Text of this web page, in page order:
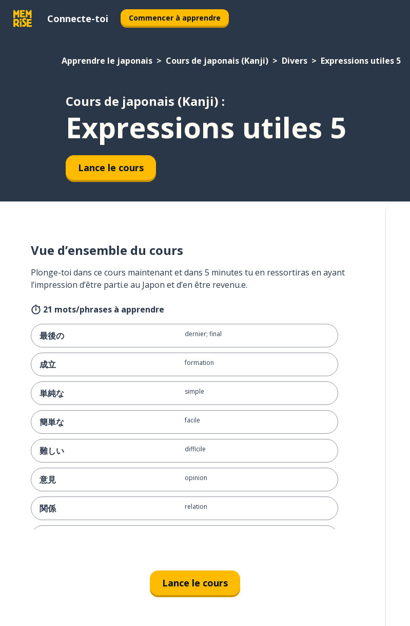
Connecte-toi Commencer à apprendre
Apprendre le japonais Cours de japonais (Kanji) Divers Expressions utiles 5
Cours de japonais (Kanji) :
Expressions utiles 5
Lance le cours
Vue d’ensemble du cours
Plonge-toi dans ce cours maintenant et dans 5 minutes tu en ressortiras en ayant
l’impression d’être parti.e au Japon et d’en être revenu.e.
21 mots/phrases à apprendre
最後の dernier; final
成立 formation
単純な simple
簡単な facile
難しい difficile
意見 opinion
関係 relation
êtes-vous certain ?
Lance le cours